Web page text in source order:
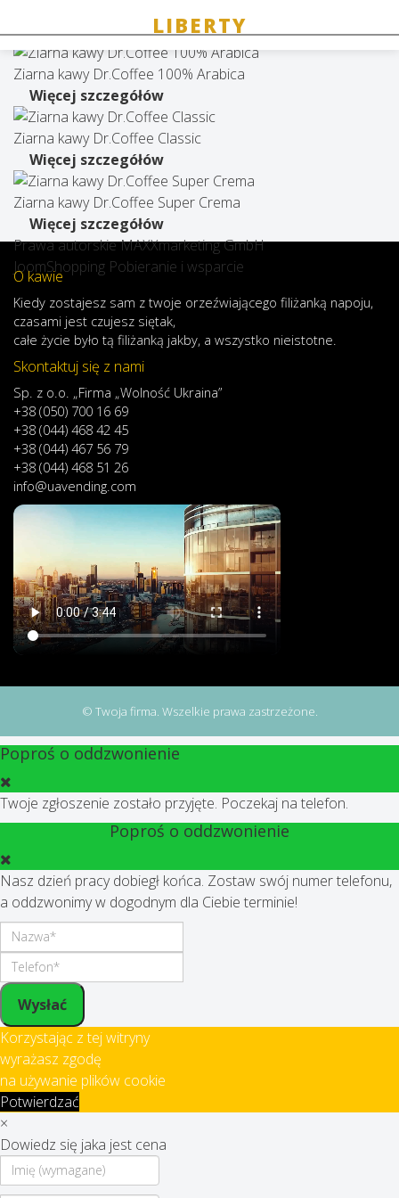
Dr Coffee
Ziarna kawy Dr.Coffee 100% Arabica
Więcej szczegółów
Ziarna kawy Dr.Coffee Classic
Więcej szczegółów
Ziarna kawy Dr.Coffee Super Crema
Więcej szczegółów
Prawa autorskie MAXXmarketing GmbH
JoomShopping Pobieranie i wsparcie
O kawie
Kiedy zostajesz sam z twoje orzeźwiającego filiżanką napoju,
czasami jest czujesz siętak,
całe życie było tą filiżanką jakby, a wszystko nieistotne.
Skontaktuj się z nami
Sp. z o.o. „Firma „Wolność Ukraina”
+38 (050) 700 16 69
+38 (044) 468 42 45
+38 (044) 467 56 79
+38 (044) 468 51 26
info@uavending.com
© Twoja firma. Wszelkie prawa zastrzeżone.
Poproś o oddzwonienie
Twoje zgłoszenie zostało przyjęte. Poczekaj na telefon.
Poproś o oddzwonienie
Nasz dzień pracy dobiegł końca. Zostaw swój numer telefonu,
a oddzwonimy w dogodnym dla Ciebie terminie!
Wysłać
Korzystając z tej witryny
wyrażasz zgodę
na używanie plików cookie
Potwierdzać
×
Dowiedz się jaka jest cena